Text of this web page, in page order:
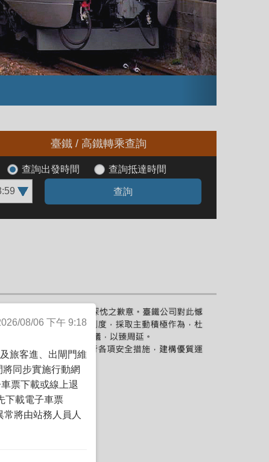
臺鐵 / 高鐵轉乘查詢
查詢出發時間 查詢抵達時間
08/06 下午 9:18
旅客進、出閘門維
同步實施行動網
票下載或線上退
下載電子車票
將由站務人員人